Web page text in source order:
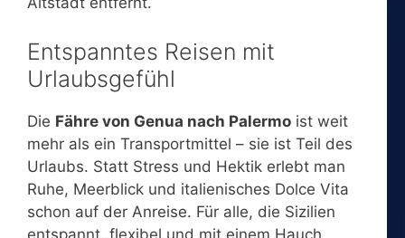
Entspanntes Reisen mit
Urlaubsgefühl
Die Fähre von Genua nach Palermo ist weit
mehr als ein Transportmittel – sie ist Teil des
Urlaubs. Statt Stress und Hektik erlebt man
Ruhe, Meerblick und italienisches Dolce Vita
schon auf der Anreise. Für alle, die Sizilien
entspannt, flexibel und mit einem Hauch